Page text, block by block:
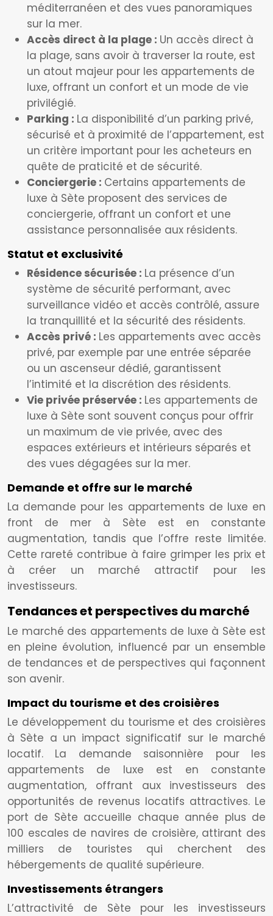
méditerranéen et des vues panoramiques
sur la mer.
Accès direct à la plage : Un accès direct à
la plage, sans avoir à traverser la route, est
un atout majeur pour les appartements de
luxe, offrant un confort et un mode de vie
privilégié.
Parking : La disponibilité d’un parking privé,
sécurisé et à proximité de l’appartement, est
un critère important pour les acheteurs en
quête de praticité et de sécurité.
Conciergerie : Certains appartements de
luxe à Sète proposent des services de
conciergerie, offrant un confort et une
assistance personnalisée aux résidents.
Statut et exclusivité
Résidence sécurisée : La présence d’un
système de sécurité performant, avec
surveillance vidéo et accès contrôlé, assure
la tranquillité et la sécurité des résidents.
Accès privé : Les appartements avec accès
privé, par exemple par une entrée séparée
ou un ascenseur dédié, garantissent
l’intimité et la discrétion des résidents.
Vie privée préservée : Les appartements de
luxe à Sète sont souvent conçus pour offrir
un maximum de vie privée, avec des
espaces extérieurs et intérieurs séparés et
des vues dégagées sur la mer.
Demande et offre sur le marché
La demande pour les appartements de luxe en
front de mer à Sète est en constante
augmentation, tandis que l’offre reste limitée.
Cette rareté contribue à faire grimper les prix et
à créer un marché attractif pour les
investisseurs.
Tendances et perspectives du marché
Le marché des appartements de luxe à Sète est
en pleine évolution, influencé par un ensemble
de tendances et de perspectives qui façonnent
son avenir.
Impact du tourisme et des croisières
Le développement du tourisme et des croisières
à Sète a un impact significatif sur le marché
locatif. La demande saisonnière pour les
appartements de luxe est en constante
augmentation, offrant aux investisseurs des
opportunités de revenus locatifs attractives. Le
port de Sète accueille chaque année plus de
100 escales de navires de croisière, attirant des
milliers de touristes qui cherchent des
hébergements de qualité supérieure.
Investissements étrangers
L’attractivité de Sète pour les investisseurs